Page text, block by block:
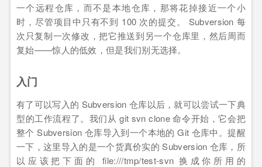
一个远程仓库，而不是本地仓库，那将花掉接近一个小
时，尽管项目中只有不到 100 次的提交。 Subversion 每
次只复制一次修改，把它推送到另一个仓库里，然后周而
复始——惊人的低效，但是我们别无选择。
入门
有了可以写入的 Subversion 仓库以后，就可以尝试一下典
型的工作流程了。我们从 git svn clone 命令开始，它会把
整个 Subversion 仓库导入到一个本地的 Git 仓库中。提醒
一下，这里导入的是一个货真价实的 Subversion 仓库，所
以应该把下面的 file:///tmp/test-svn 换成你所用的